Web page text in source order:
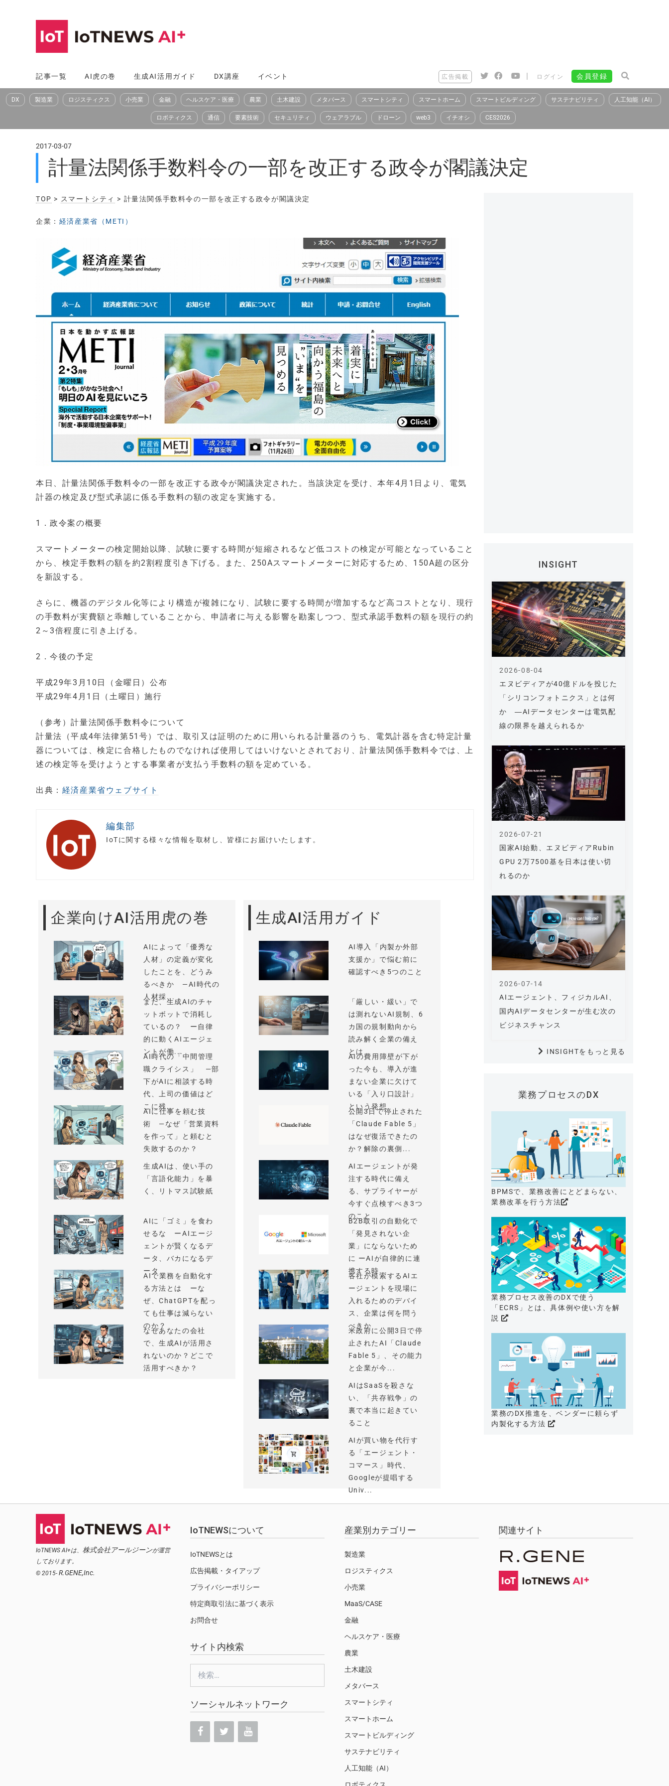
へ
ス
記事一覧 AI虎の巻 生成AI活用ガイド DX講座 イベント 広告掲載 | ログイン 会員登録
DX 製造業 ロジスティクス 小売業 金融 ヘルスケア・医療 農業 土木建設 メタバース スマートシティ スマートホーム スマートビルディング サステナビリティ 人工知能（AI）
ロボティクス 通信 要素技術 セキュリティ ウェアラブル ドローン web3 イチオシ CES2026
2017-03-07
計量法関係手数料令の一部を改正する政令が閣議決定
TOP > スマートシティ > 計量法関係手数料令の一部を改正する政令が閣議決定
企業： 経済産業省（METI）
本日、計量法関係手数料令の一部を改正する政令が閣議決定された。当該決定を受け、本年4月1日より、電気
計器の検定及び型式承認に係る手数料の額の改定を実施する。
1．政令案の概要
スマートメーターの検定開始以降、試験に要する時間が短縮されるなど低コストの検定が可能となっていること
から、検定手数料の額を約2割程度引き下げる。また、250Aスマートメーターに対応するため、150A超の区分
を新設する。
さらに、機器のデジタル化等により構造が複雑になり、試験に要する時間が増加するなど高コストとなり、現行
の手数料が実費額と乖離していることから、申請者に与える影響を勘案しつつ、型式承認手数料の額を現行の約
2～3倍程度に引き上げる。
2．今後の予定
平成29年3月10日（金曜日）公布
平成29年4月1日（土曜日）施行
（参考）計量法関係手数料令について
計量法（平成4年法律第51号）では、取引又は証明のために用いられる計量器のうち、電気計器を含む特定計量
器については、検定に合格したものでなければ使用してはいけないとされており、計量法関係手数料令では、上
述の検定等を受けようとする事業者が支払う手数料の額を定めている。
出典： 経済産業省ウェブサイト
編集部
IoTに関する様々な情報を取材し、皆様にお届けいたします。
企業向けAI活用虎の巻
AIによって「優秀な
人材」の定義が変化
したことを、どうみ
るべきか —AI時代の
人材採...
まだ、生成AIのチャ
ットボットで消耗し
ているの？ ー自律
的に動くAIエージェ
ントが働...
AI時代の「中間管理
職クライシス」 —部
下がAIに相談する時
代、上司の価値はど
こに残...
AIに仕事を頼む技
術 —なぜ「営業資料
を作って」と頼むと
失敗するのか？
生成AIは、使い手の
「言語化能力」を暴
く、リトマス試験紙
AIに「ゴミ」を食わ
せるな ーAIエージ
ェントが賢くなるデ
ータ、バカになるデ
ータ
AIで業務を自動化す
る方法とは ーな
ぜ、ChatGPTを配っ
ても仕事は減らない
のか？
なぜあなたの会社
で、生成AIが活用さ
れないのか？どこで
活用すべきか？
生成AI活用ガイド
AI導入「内製か外部
支援か」で悩む前に
確認すべき5つのこと
「厳しい・緩い」で
は測れないAI規制、6
カ国の規制動向から
読み解く企業の備え
とは
AIの費用障壁が下が
った今も、導入が進
まない企業に欠けて
いる「入り口設計」
という発想
公開3日で停止された
「Claude Fable 5」
はなぜ復活できたの
か？解除の裏側...
AIエージェントが発
注する時代に備え
る、サプライヤーが
今すぐ点検すべき3つ
のこと
B2B取引の自動化で
「発見されない企
業」にならないため
に ーAIが自律的に連
携する時...
各社が模索するAIエ
ージェントを現場に
入れるためのデバイ
ス、企業は何を問う
べきか
米政府に公開3日で停
止されたAI「Claude
Fable 5」、その能力
と企業が今...
AIはSaaSを殺さな
い、「共存戦争」の
裏で本当に起きてい
ること
AIが買い物を代行す
る「エージェント・
コマース」時代、
Googleが提唱する
Univ...
INSIGHT
エヌビディアが40億ドルを投じた
「シリコンフォトニクス」とは何
か ―AIデータセンターは電気配
線の限界を越えられるか
2026-08-04
国家AI始動、エヌビディアRubin
GPU 2万7500基を日本は使い切
れるのか
2026-07-21
AIエージェント、フィジカルAI、
国内AIデータセンターが生む次の
ビジネスチャンス
2026-07-14
INSIGHTをもっと見る
業務プロセスのDX
BPMSで、業務改善にとどまらない、
業務改革を行う方法
業務プロセス改善のDXで使う
「ECRS」とは、具体例や使い方を解
説
業務のDX推進を、ベンダーに頼らず
内製化する方法
IoTNEWS AI+は、 株式会社アールジーンが運営
しております。
© 2015- R.GENE,Inc.
IoTNEWSについて
IoTNEWSとは
広告掲載・タイアップ
プライバシーポリシー
特定商取引法に基づく表示
お問合せ
サイト内検索
索:
ソーシャルネットワーク
産業別カテゴリー
製造業
ロジスティクス
小売業
MaaS/CASE
金融
ヘルスケア・医療
農業
土木建設
メタバース
スマートシティ
スマートホーム
スマートビルディング
サステナビリティ
人工知能（AI）
関連サイト